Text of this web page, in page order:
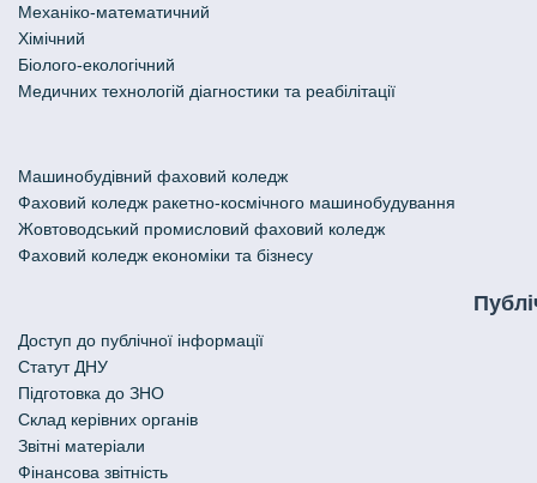
Механіко-математичний
Хімічний
Біолого-екологічний
Медичних технологій діагностики та реабілітації
Машинобудівний фаховий коледж
Фаховий коледж ракетно-космічного машинобудування
Жовтоводський промисловий фаховий коледж
Фаховий коледж економіки та бізнесу
Доступ до публічної інформації
Статут ДНУ
Підготовка до ЗНО
Склад керівних органів
Звітні матеріали
Фінансова звітність